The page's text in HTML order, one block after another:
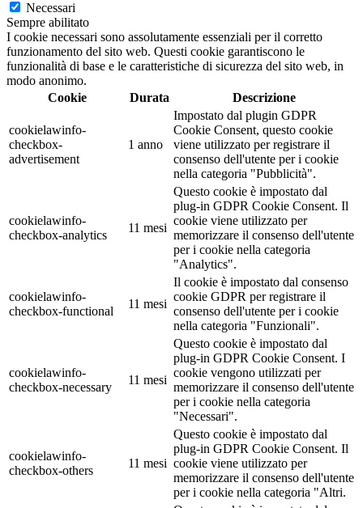
Necessari
Sempre abilitato
I cookie necessari sono assolutamente essenziali per il corretto
funzionamento del sito web. Questi cookie garantiscono le
funzionalità di base e le caratteristiche di sicurezza del sito web, in
modo anonimo.
Cookie
Durata Descrizione
cookielawinfo-
checkbox-
advertisement
1 anno
Impostato dal plugin GDPR
Cookie Consent, questo cookie
viene utilizzato per registrare il
consenso dell'utente per i cookie
nella categoria "Pubblicità".
cookielawinfo-
checkbox-analytics
11 mesi
Questo cookie è impostato dal
plug-in GDPR Cookie Consent. Il
cookie viene utilizzato per
memorizzare il consenso dell'utente
per i cookie nella categoria
"Analytics".
cookielawinfo-
checkbox-functional
11 mesi
Il cookie è impostato dal consenso
cookie GDPR per registrare il
consenso dell'utente per i cookie
nella categoria "Funzionali".
cookielawinfo-
checkbox-necessary
11 mesi
Questo cookie è impostato dal
plug-in GDPR Cookie Consent. I
cookie vengono utilizzati per
memorizzare il consenso dell'utente
per i cookie nella categoria
"Necessari".
cookielawinfo-
checkbox-others
11 mesi
Questo cookie è impostato dal
plug-in GDPR Cookie Consent. Il
cookie viene utilizzato per
memorizzare il consenso dell'utente
per i cookie nella categoria "Altri.